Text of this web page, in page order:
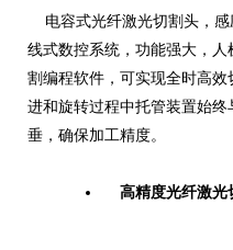
电容式光纤激光切割头，感
线式数控系统，功能强大，
割编程软件，可实现全时高
进和旋转过程中托管装置始
垂，确保加工精度。
高精度光纤激光